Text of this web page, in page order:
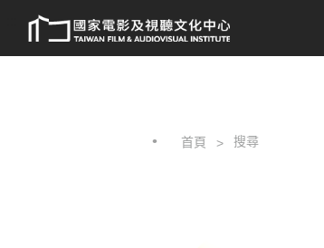
首頁 搜尋